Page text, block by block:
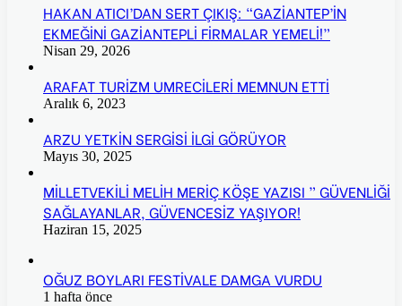
HAKAN ATICI’DAN SERT ÇIKIŞ: “GAZİANTEP’İN
EKMEĞİNİ GAZİANTEPLİ FİRMALAR YEMELİ!”
Nisan 29, 2026
ARAFAT TURİZM UMRECİLERİ MEMNUN ETTİ
Aralık 6, 2023
ARZU YETKİN SERGİSİ İLGİ GÖRÜYOR
Mayıs 30, 2025
MİLLETVEKİLİ MELİH MERİÇ KÖŞE YAZISI ” GÜVENLİĞİ
SAĞLAYANLAR, GÜVENCESİZ YAŞIYOR!
Haziran 15, 2025
OĞUZ BOYLARI FESTİVALE DAMGA VURDU
1 hafta önce